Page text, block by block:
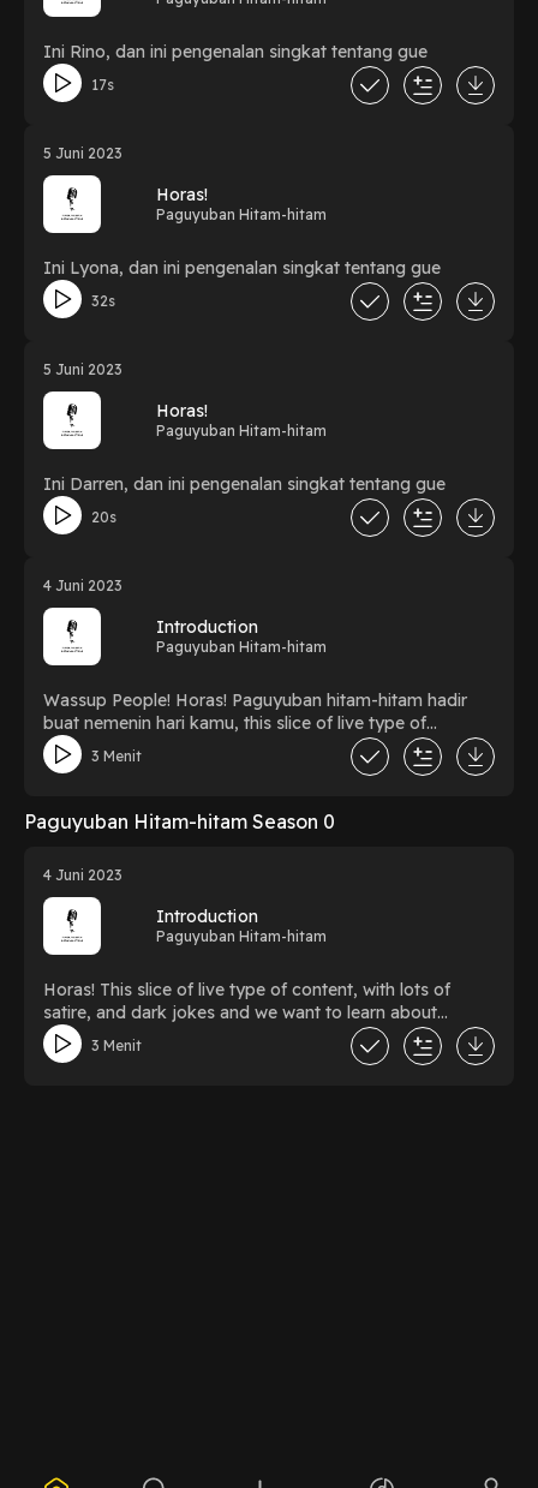
dan bisa jadi motivasi yang baik untuk kamu yang
relate hahahaha.
Ini Rino, dan ini pengenalan singkat tentang gue
17s
5 Juni 2023
Horas!
Paguyuban Hitam-hitam
Ini Lyona, dan ini pengenalan singkat tentang gue
32s
5 Juni 2023
Horas!
Paguyuban Hitam-hitam
Ini Darren, dan ini pengenalan singkat tentang gue
20s
4 Juni 2023
Introduction
Paguyuban Hitam-hitam
Wassup People! Horas! Paguyuban hitam-hitam hadir
buat nemenin hari kamu, this slice of live type of
content, with lots of satire, and dark jokes and we want
to learn about ourselves as a bataknese better. In this
dari cerita-cerita warung kopi kita, tapi kalian bisa
memahami lebih lagi tentang identitas kami penghibur
mungkin yang kita ceritain ngak batak-batak banget,
tapi our vision mau ngasih gambaran lebih kenapa sih
orang batak tuh begini, kenapa orang batak begitu.
Hopefully ini bisa menjadi gambaran awal tentang
epidemic sound, dan podcast platform ini!
3 Menit
Paguyuban Hitam-hitam Season 0
4 Juni 2023
Introduction
Paguyuban Hitam-hitam
Horas! This slice of live type of content, with lots of
satire, and dark jokes and we want to learn about
ourselves as a Bataknese better.
3 Menit